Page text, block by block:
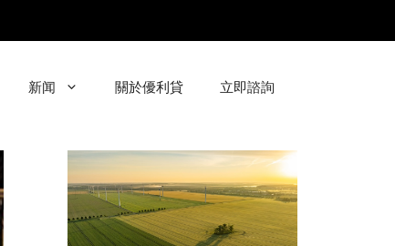
新闻 關於優利貸 立即諮詢